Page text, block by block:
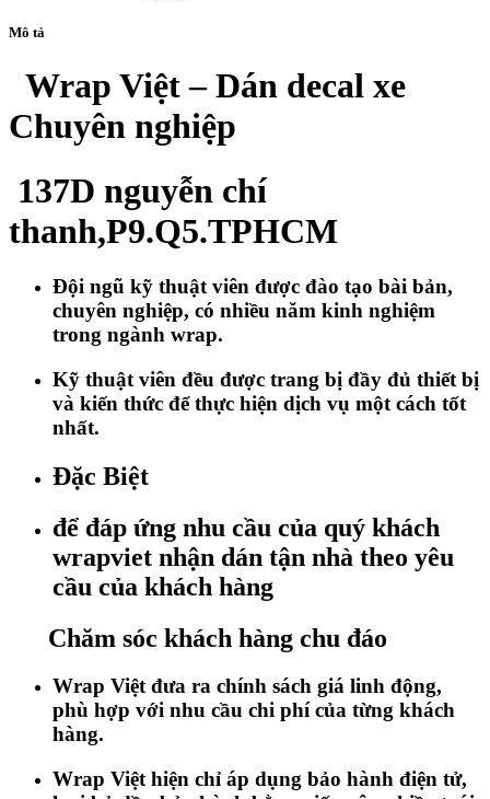
Mô tả
Wrap Việt – Dán decal xe
Chuyên nghiệp
137D nguyễn chí
thanh,P9.Q5.TPHCM
Đội ngũ kỹ thuật viên được đào tạo bài bản,
chuyên nghiệp, có nhiều năm kinh nghiệm
trong ngành wrap.
Kỹ thuật viên đều được trang bị đầy đủ thiết bị
và kiến thức để thực hiện dịch vụ một cách tốt
nhất.
Đặc Biệt
để đáp ứng nhu cầu của quý khách
wrapviet nhận dán tận nhà theo yêu
cầu của khách hàng
Chăm sóc khách hàng chu đáo
Wrap Việt đưa ra chính sách giá linh động,
phù hợp với nhu cầu chi phí của từng khách
hàng.
Wrap Việt hiện chỉ áp dụng bảo hành điện tử,